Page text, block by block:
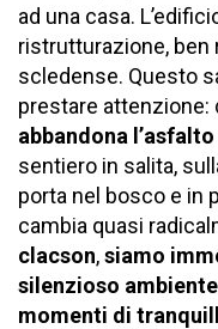
ad una casa.
ristrutturazione, ben
scledense. Questo
prestare attenzione:
abbandona l’asfalto
sentiero in salita,
porta nel bosco e in
cambia quasi
clacson,siamo
silenzioso
momenti di